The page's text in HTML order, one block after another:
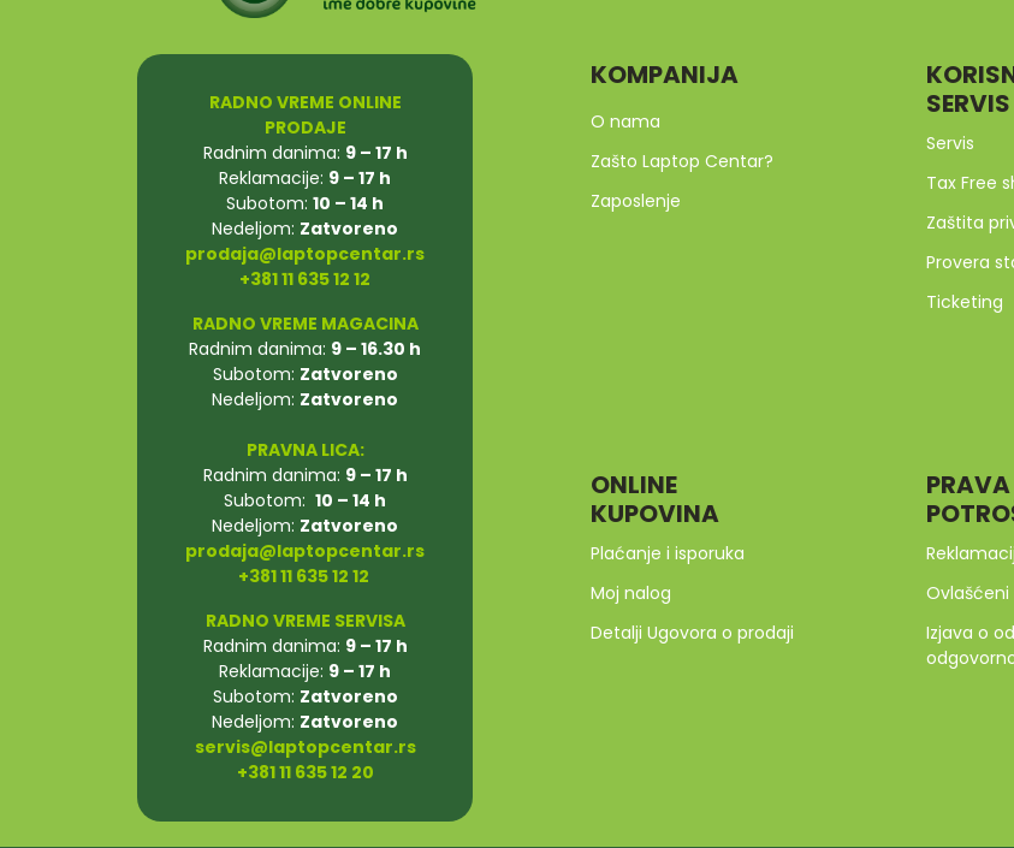
RADNO VREME ONLINE
PRODAJE
Radnim danima: 9 – 17 h
Reklamacije: 9 – 17 h
Subotom: 10 – 14 h
Nedeljom: Zatvoreno
prodaja@laptopcentar.rs
+381 11 635 12 12
RADNO VREME MAGACINA
Radnim danima: 9 – 16.30 h
Subotom: Zatvoreno
Nedeljom: Zatvoreno
PRAVNA LICA:
Radnim danima: 9 – 17 h
Subotom: 10 – 14 h
Nedeljom: Zatvoreno
prodaja@laptopcentar.rs
+381 11 635 12 12
RADNO VREME SERVISA
Radnim danima: 9 – 17 h
Reklamacije: 9 – 17 h
Subotom: Zatvoreno
Nedeljom: Zatvoreno
servis@laptopcentar.rs
+381 11 635 12 20
KOMPANIJA
O nama
Zašto Laptop Centar?
Zaposlenje
SERVIS
Servis
Tax Free
Zaštita
Provera
Ticketing
ONLINE
KUPOVINA
Plaćanje i isporuka
Moj nalog
Detalji Ugovora o prodaji
PRAVA
Ovlašćeni
Izjava o